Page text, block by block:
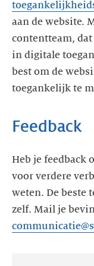
aan de website.
contentteam, dat
in digitale
best om de
toegankelijk te
Feedback
Heb je feedback
voor verdere
weten. De beste
zelf. Mail je